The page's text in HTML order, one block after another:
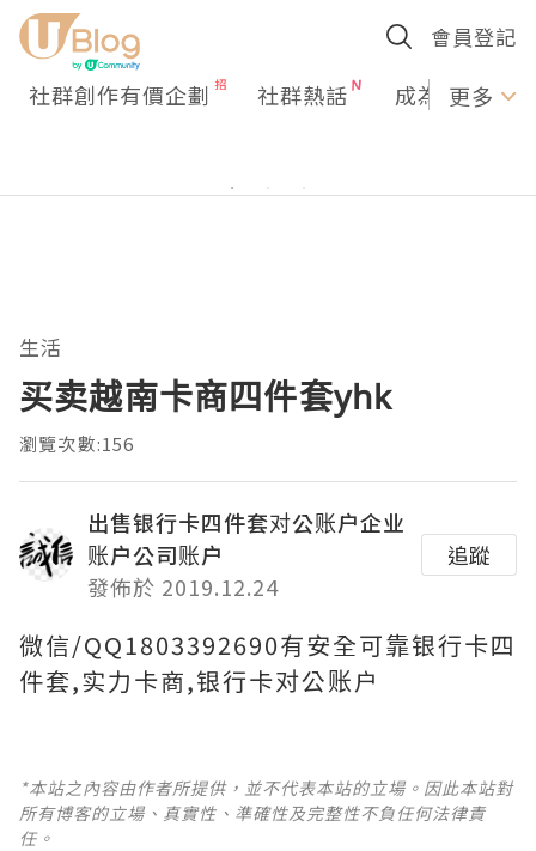
會員登記
社群創作有價企劃 社群熱話 成為U更多
生活
买卖越南卡商四件套yhk
瀏覽次數:156
出售银行卡四件套对公账户企业
账户公司账户
發佈於 2019.12.24
追蹤
微信/QQ1803392690有安全可靠银行卡四
件套,实力卡商,银行卡对公账户
*本站之內容由作者所提供，並不代表本站的立場。因此本站對
所有博客的立場、真實性、準確性及完整性不負任何法律責
任。